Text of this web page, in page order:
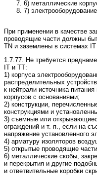
6) металлические
7)
При применении в качестве
проводящие части должны
TN и заземлены в системах
1.7.77. Не требуется
IT и ТТ:
1) корпуса
распределительных
к нейтрали источника
корпусов с основаниями;
2) конструкции,
конструкциями и
3) съемные или
ограждений и т. п., если на
напряжение установленного
4) арматуру изоляторов
5) открытые проводящие
6) металлические скобы,
и перекрытия и другие
и ответвительные коробки